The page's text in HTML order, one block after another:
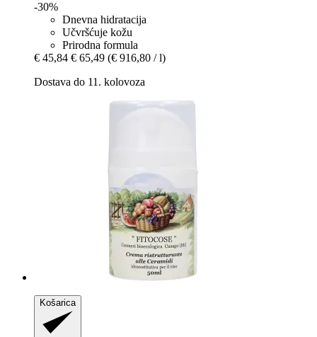
-30%
Dnevna hidratacija
Učvršćuje kožu
Prirodna formula
€ 45,84 € 65,49 (€ 916,80 / l)
Dostava do 11. kolovoza
Košarica